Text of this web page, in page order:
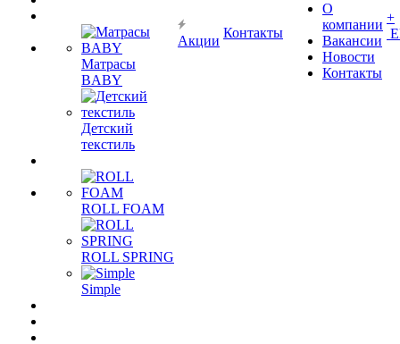
Матрасы
BABY
Детский
текстиль
ROLL FOAM
ROLL SPRING
Simple
Акции
Контакты
О
компании
Вакансии
Новости
Контакты
+